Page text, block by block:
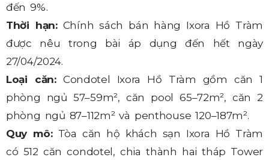
đến 9%.
Thời hạn: Chính sách bán hàng Ixora Hồ Tràm
được nêu trong bài áp dụng đến hết ngày
27/04/2024.
Loại căn: Condotel Ixora Hồ Tràm gồm căn 1
phòng ngủ 57–59m², căn pool 65–72m², căn 2
phòng ngủ 87–112m² và penthouse 120–187m².
Quy mô: Tòa căn hộ khách sạn Ixora Hồ Tràm
có 512 căn condotel, chia thành hai tháp Tower